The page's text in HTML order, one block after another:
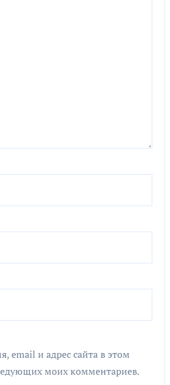
email и адрес сайта в этом
моих комментариев.